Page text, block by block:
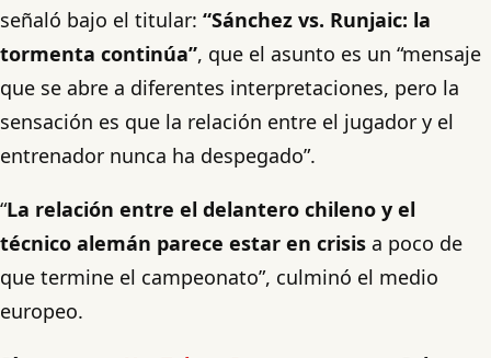
señaló bajo el titular: “Sánchez vs. Runjaic: la
tormenta continúa”, que el asunto es un “mensaje
que se abre a diferentes interpretaciones, pero la
sensación es que la relación entre el jugador y el
entrenador nunca ha despegado”.
“La relación entre el delantero chileno y el
técnico alemán parece estar en crisis a poco de
que termine el campeonato”, culminó el medio
europeo.